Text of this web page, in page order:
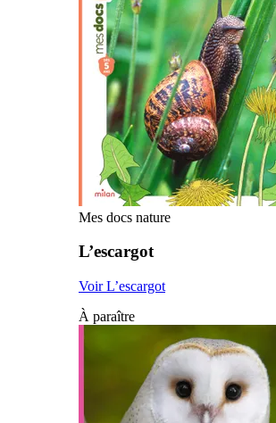
Mes docs nature
L’escargot
Voir L’escargot
À paraître